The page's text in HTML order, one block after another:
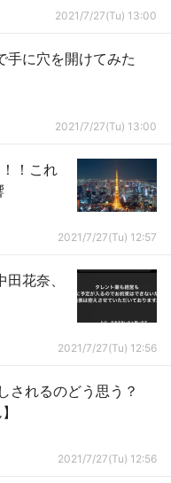
2021/7/27(Tu) 13:00
手に穴を開けてみた
2021/7/27(Tu) 13:00
！これ
2021/7/27(Tu) 12:57
花奈、
2021/7/27(Tu) 12:56
されるのどう思う？
2021/7/27(Tu) 12:56